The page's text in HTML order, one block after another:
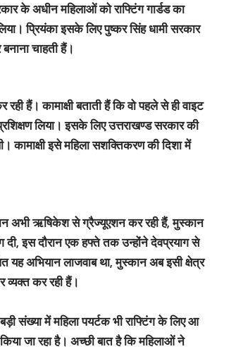
के अधीन महिलाओं को राफ्टिंग गार्डड का
प्रियंका इसके लिए पुष्कर सिंह धामी सरकार
चाहती हैं।
हैं। कामाक्षी बताती हैं कि वो पहले से ही वाइट
लिया। इसके लिए उत्तराखण्ड सरकार की
कामाक्षी इसे महिला सशक्तिकरण की दिशा में
अभी ऋषिकेश से ग्रैज्यूएशन कर रही हैं, मुस्कान
दी, इस दौरान एक हफ्ते तक उन्होंने देवप्रयाग से
यह अभियान लाजवाब था, मुस्कान अब इसी क्षेत्र
व्यक्त कर रही हैं।
संख्या में महिला पयर्टक भी राफ्टिंग के लिए आ
जा रहा है। अच्छी बात है कि महिलाओं ने